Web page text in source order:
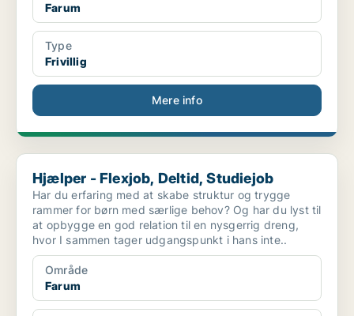
Farum
Type
Frivillig
Mere info
Hjælper - Flexjob, Deltid, Studiejob
Hjælper - Flexjob, Deltid, Studiejob
Har du erfaring med at skabe struktur og trygge
rammer for børn med særlige behov? Og har du lyst til
at opbygge en god relation til en nysgerrig dreng,
hvor I sammen tager udgangspunkt i hans inte..
Område
Farum